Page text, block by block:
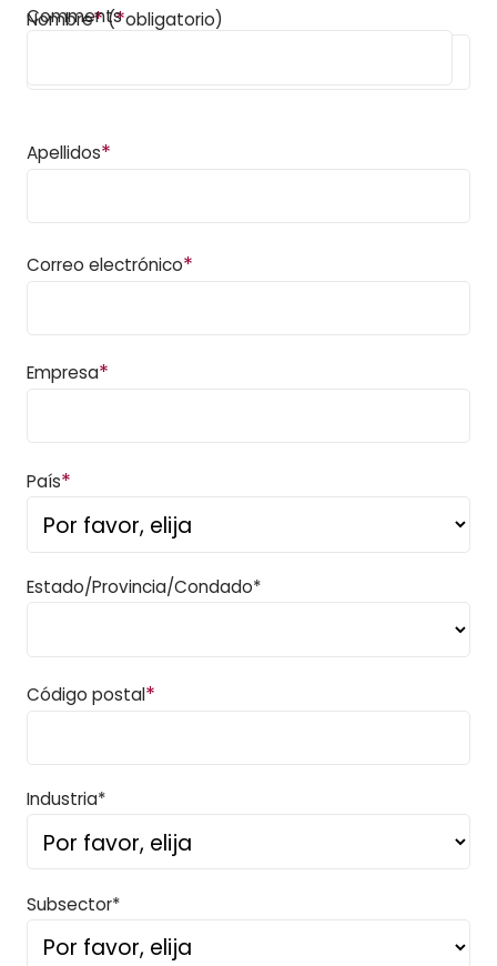
Comments
Nombre*(*obligatorio)
Apellidos*
Correo electrónico*
Empresa*
País*
Estado/Provincia/Condado*
Código postal*
Industria*
Subsector*